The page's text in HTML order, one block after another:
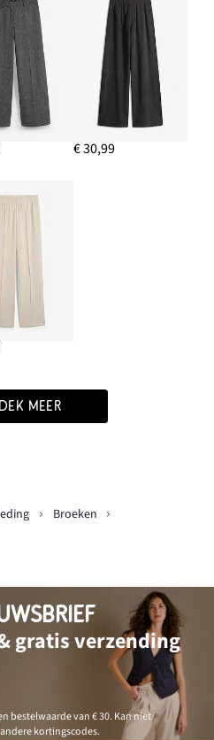
€ 30,99
MEER
Broeken
gratis verzending
bestelwaarde van € 30. Kan niet
kortingscodes.